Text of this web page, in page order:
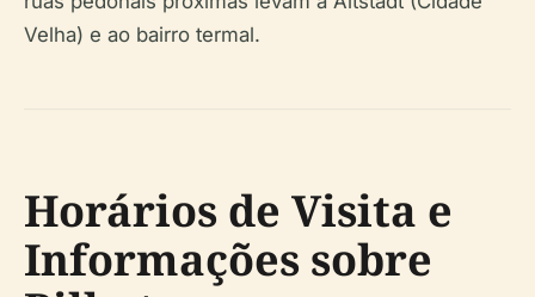
Velha) e ao bairro termal.
Horários de Visita e
Informações sobre